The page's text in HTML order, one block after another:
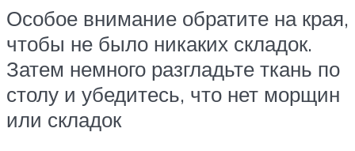
Особое внимание обратите на края,
чтобы не было никаких складок.
Затем немного разгладьте ткань по
столу и убедитесь, что нет морщин
или складок